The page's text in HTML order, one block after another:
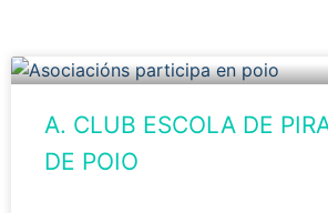
A. CLUB ESCOLA DE
DE POIO